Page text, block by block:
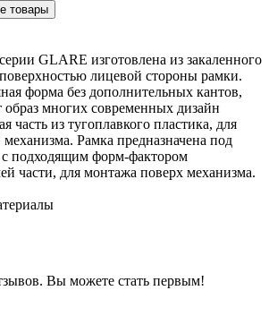
товары
GLARE изготовлена из закаленного
лицевой стороны рамки.
форма без дополнительных кантов,
образ многих современных дизайн
часть из тугоплавкого пластика, для
Рамка предназначена под
с подходящим форм-фактором
части, для монтажа поверх механизма.
Вы можете стать первым!